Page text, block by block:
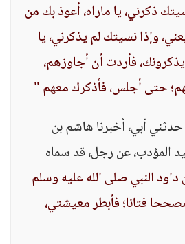
ذكرني، يا ماراه، أعوذ بك من
وإذا نسيتك لم يذكرني، يا
فأردت أن أجاوزهم،
حتى أجلس، فأذكرك معهم "
حدثني أبي، أخبرنا هاشم بن
المؤدب، عن رجل، قد سماه
النبي صلى الله عليه وسلم
فتانا؛ فأبطر معيشتي،